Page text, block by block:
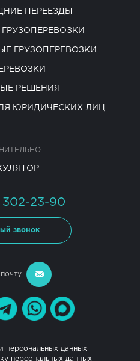
ПЕРЕЕЗДЫ
ГРУЗОПЕРЕВОЗКИ
РЕШЕНИЯ
ЮРИДИЧЕСКИХ ЛИЦ
23-90
звонок
персональных данных
персональных данных